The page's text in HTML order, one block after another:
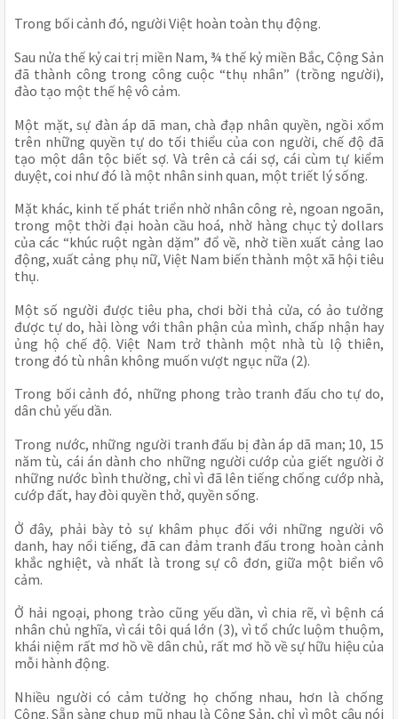
Trong bối cảnh đó, người Việt hoàn toàn thụ động.
Sau nửa thế kỷ cai trị miền Nam, ¾ thế kỷ miền Bắc, Cộng Sản
đã thành công trong công cuộc “thụ nhân” (trồng người),
đào tạo một thế hệ vô cảm.
Một mặt, sự đàn áp dã man, chà đạp nhân quyền, ngồi xổm
trên những quyền tự do tối thiểu của con người, chế độ đã
tạo một dân tộc biết sợ. Và trên cả cái sợ, cái cùm tự kiểm
duyệt, coi như đó là một nhân sinh quan, một triết lý sống.
Mặt khác, kinh tế phát triển nhờ nhân công rẻ, ngoan ngoãn,
trong một thời đại hoàn cầu hoá, nhờ hàng chục tỷ dollars
của các “khúc ruột ngàn dặm” đổ về, nhờ tiền xuất cảng lao
động, xuất cảng phụ nữ, Việt Nam biến thành một xã hội tiêu
thụ.
Một số người được tiêu pha, chơi bời thả cửa, có ảo tưởng
được tự do, hài lòng với thân phận của mình, chấp nhận hay
ủng hộ chế độ. Việt Nam trở thành một nhà tù lộ thiên,
trong đó tù nhân không muốn vượt ngục nữa (2).
Trong bối cảnh đó, những phong trào tranh đấu cho tự do,
dân chủ yếu dần.
Trong nước, những người tranh đấu bị đàn áp dã man; 10, 15
năm tù, cái án dành cho những người cướp của giết người ở
những nước bình thường, chỉ vì đã lên tiếng chống cướp nhà,
cướp đất, hay đòi quyền thở, quyền sống.
Ở đây, phải bày tỏ sự khâm phục đối với những người vô
danh, hay nổi tiếng, đã can đảm tranh đấu trong hoàn cảnh
khắc nghiệt, và nhất là trong sự cô đơn, giữa một biển vô
cảm.
Ở hải ngoại, phong trào cũng yếu dần, vì chia rẽ, vì bệnh cá
nhân chủ nghĩa, vì cái tôi quá lớn (3), vì tổ chức luộm thuộm,
khái niệm rất mơ hồ về dân chủ, rất mơ hồ về sự hữu hiệu của
mỗi hành động.
Nhiều người có cảm tưởng họ chống nhau, hơn là chống
Cộng. Sẵn sàng chụp mũ nhau là Cộng Sản, chỉ vì một câu nói